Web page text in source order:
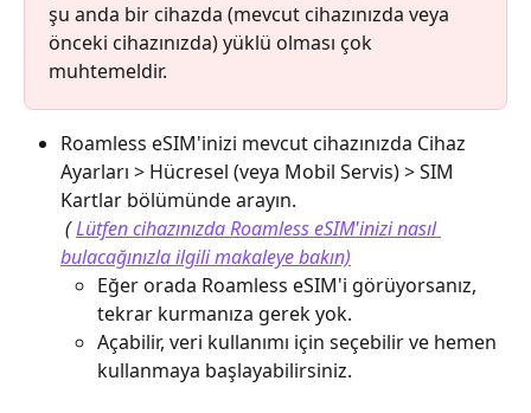
şu anda bir cihazda (mevcut cihazınızda veya
önceki cihazınızda) yüklü olması çok
muhtemeldir.
Roamless eSIM'inizi mevcut cihazınızda Cihaz
Ayarları > Hücresel (veya Mobil Servis) > SIM
Kartlar bölümünde arayın.
( Lütfen cihazınızda Roamless eSIM'inizi nasıl
bulacağınızla ilgili makaleye bakın)
Eğer orada Roamless eSIM'i görüyorsanız,
tekrar kurmanıza gerek yok.
Açabilir, veri kullanımı için seçebilir ve hemen
kullanmaya başlayabilirsiniz.